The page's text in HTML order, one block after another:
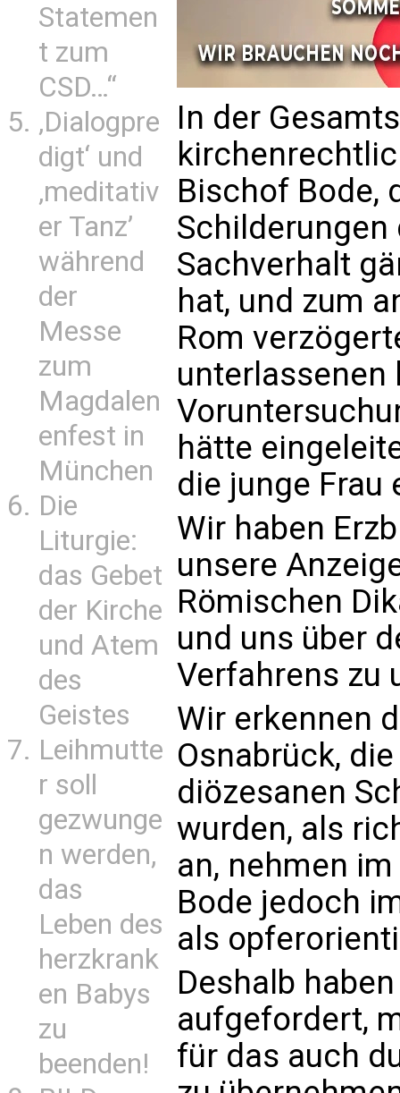
Statemen
t zum
CSD…“
‚Dialogpre
digt‘ und
‚meditativ
er Tanz’
während
der
Messe
zum
Magdalen
enfest in
München
Die
Liturgie:
das Gebet
der Kirche
und Atem
des
Geistes
Leihmutte
r soll
gezwunge
n werden,
das
Leben des
herzkrank
en Babys
zu
beenden!
In der
Bischof Bode,
Sachverhalt
hat, und zum
Rom
unterlassenen
hätte
die junge
Wir haben
unsere
Römischen
und uns über
Verfahrens zu
Wir erkennen
Osnabrück,
diözesanen
wurden, als
an, nehmen
Bode jedoch
als
Deshalb
aufgefordert,
für das auch